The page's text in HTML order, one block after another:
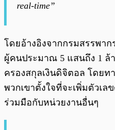
real-time”
โดยอ้างอิงจากกรมสรรพาก
ผู้คนประมาณ 5 แสนถึง 1 ล้
ครองสกุลเงินดิจิตอล โดยทา
พวกเขาตั้งใจที่จะเพิ่มตัวเ
ร่วมมือกับหน่วยงานอื่นๆ